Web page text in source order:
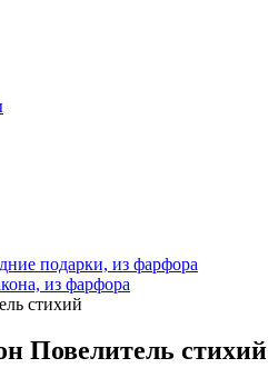
подарки, из фарфора
из фарфора
стихий
Повелитель стихий